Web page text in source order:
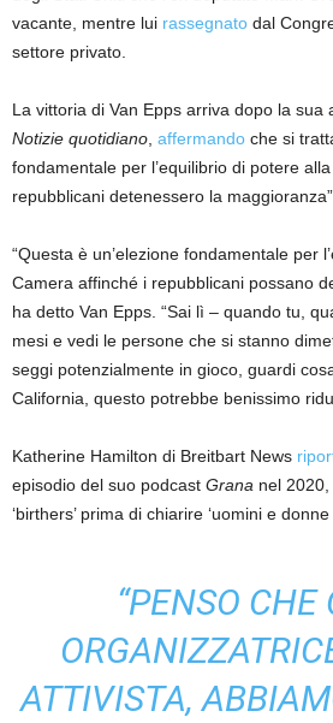
vacante, mentre lui rassegnato dal
settore privato.
La vittoria di Van Epps arriva dopo la sua
Notizie quotidiano affermando che si
fondamentale per l’equilibrio di potere
repubblicani detenessero la maggioranza”.
“Questa è un’elezione fondamentale per
Camera affinché i repubblicani possano
ha detto Van Epps. “Sai lì – quando tu,
mesi e vedi le persone che si stanno
seggi potenzialmente in gioco, guardi
California, questo potrebbe benissimo
Katherine Hamilton di Breitbart News
episodio del suo podcast Grana nel
‘birthers’ prima di chiarire ‘uomini e
“PENSO CHE
ATTIVISTA,